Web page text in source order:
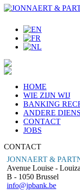
HOME
WIE ZIJN WIJ
BANKING
ANDERE
CONTACT
JOBS
CONTACT
JONNAERT &
Avenue Louise -
B - 1050 Brussel
info@jpbank.be